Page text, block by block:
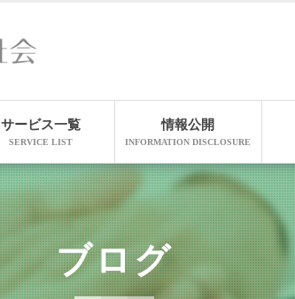
サービス一覧
SERVICE LIST
情報公開
INFORMATION DISCLOSURE
ブログ